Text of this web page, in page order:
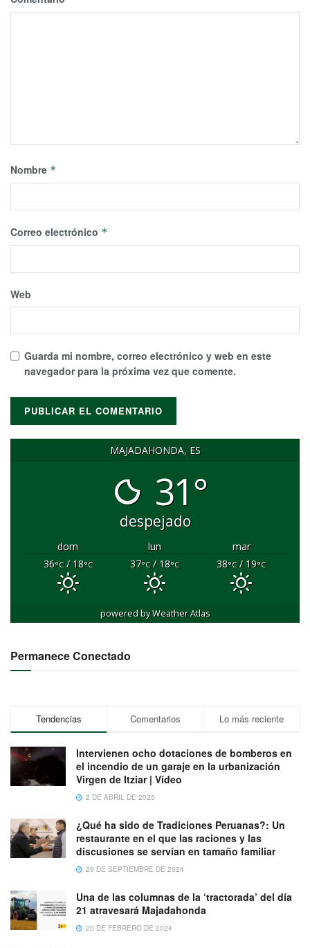
Nombre *
Correo electrónico *
Web
Guarda mi nombre, correo electrónico y web en este
navegador para la próxima vez que comente.
MAJADAHONDA, ES
31°
despejado
dom lun
mar
36°C/ 18°C 37°C/ 18°C 38°C/ 19°C
powered byWeather Atlas
Permanece Conectado
Tendencias Comentarios Lo más reciente
Intervienen ocho dotaciones de bomberos en
el incendio de un garaje en la urbanización
Virgen de Itziar | Vídeo
2 DE ABRIL DE 2025
¿Qué ha sido de Tradiciones Peruanas?: Un
restaurante en el que las raciones y las
discusiones se servían en tamaño familiar
29 DE SEPTIEMBRE DE 2024
Una de las columnas de la ‘tractorada’ del día
21 atravesará Majadahonda
20 DE FEBRERO DE 2024